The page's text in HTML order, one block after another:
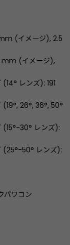
(イメージ), 2.5
mm (イメージ),
レンズ): 191
26°, 36°, 50°
(15°-30° レンズ):
(25°-50° レンズ):
パワコン